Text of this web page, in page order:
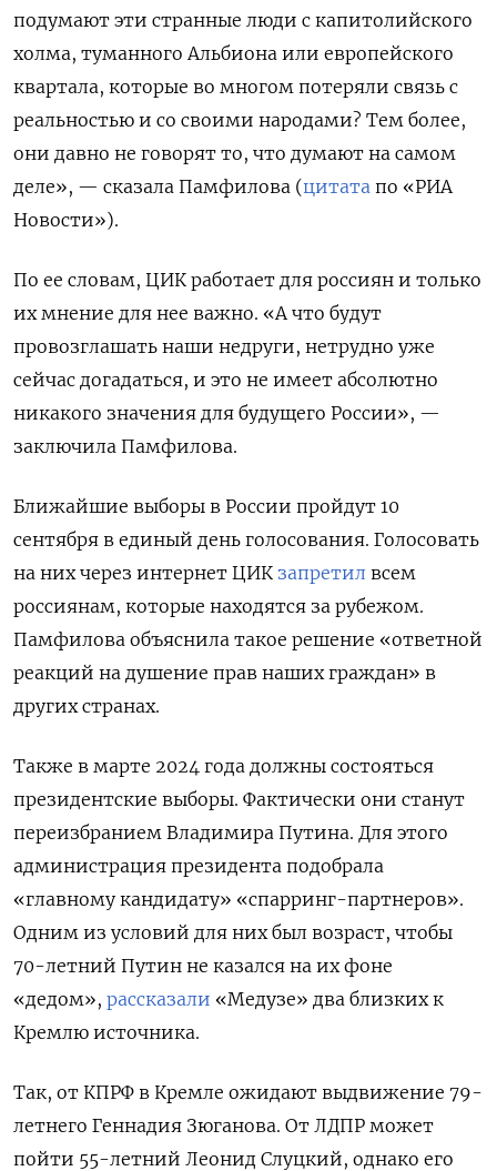
подумают эти странные люди с капитолийского
холма, туманного Альбиона или европейского
квартала, которые во многом потеряли связь с
реальностью и со своими народами? Тем более,
они давно не говорят то, что думают на самом
деле», — сказала Памфилова (цитата по «РИА
Новости»).
По ее словам, ЦИК работает для россиян и только
их мнение для нее важно. «А что будут
провозглашать наши недруги, нетрудно уже
сейчас догадаться, и это не имеет абсолютно
никакого значения для будущего России», —
заключила Памфилова.
Ближайшие выборы в России пройдут 10
сентября в единый день голосования. Голосовать
на них через интернет ЦИК запретил всем
россиянам, которые находятся за рубежом.
Памфилова объяснила такое решение «ответной
реакций на душение прав наших граждан» в
других странах.
Также в марте 2024 года должны состояться
президентские выборы. Фактически они станут
переизбранием Владимира Путина. Для этого
администрация президента подобрала
«главному кандидату» «спарринг-партнеров».
Одним из условий для них был возраст, чтобы
70-летний Путин не казался на их фоне
«дедом», рассказали «Медузе» два близких к
Кремлю источника.
Так, от КПРФ в Кремле ожидают выдвижение 79-
летнего Геннадия Зюганова. От ЛДПР может
пойти 55-летний Леонид Слуцкий, однако его